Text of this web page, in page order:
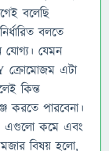
বলেছি
বলতে
যোগ্য। যেমন
ক্রোমোজম এটা
কিন্ত
করতে পারবেনা।
এগুলো কমে এবং
বিষয় হলো,